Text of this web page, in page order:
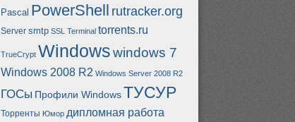
Pascal PowerShell rutracker.org
Server smtp SSL Terminal torrents.ru
TrueCrypt Windowswindows 7
Windows 2008 R2 Windows Server 2008 R2
ГОСы Профили WindowsТУСУР
Торренты Юмор дипломная работа